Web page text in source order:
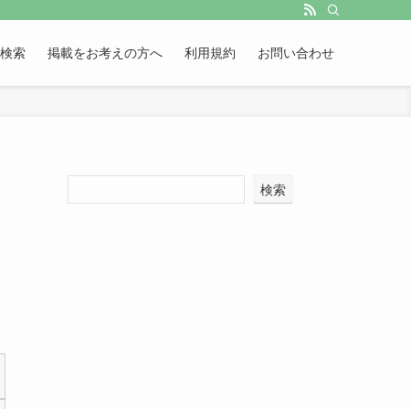
索 掲載をお考えの方へ 利用規約 お問い合わせ
検索